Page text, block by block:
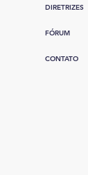
DIRETRIZES
FÓRUM
CONTATO